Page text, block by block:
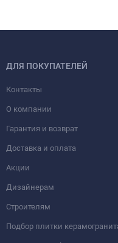
ДЛЯ ПОКУПАТЕЛЕЙ
Контакты
О компании
Гарантия и возврат
Доставка и оплата
Акции
Дизайнерам
Строителям
Подбор плитки